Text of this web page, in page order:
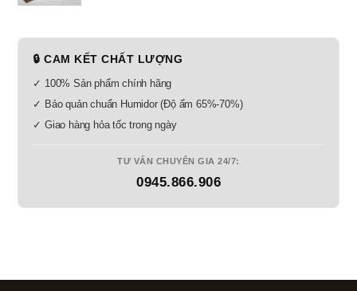
🔒 CAM KẾT CHẤT LƯỢNG
✓ 100% Sản phẩm chính hãng
✓ Bảo quản chuẩn Humidor (Độ ẩm 65%-70%)
✓ Giao hàng hỏa tốc trong ngày
TƯ VẤN CHUYÊN GIA 24/7:
0945.866.906